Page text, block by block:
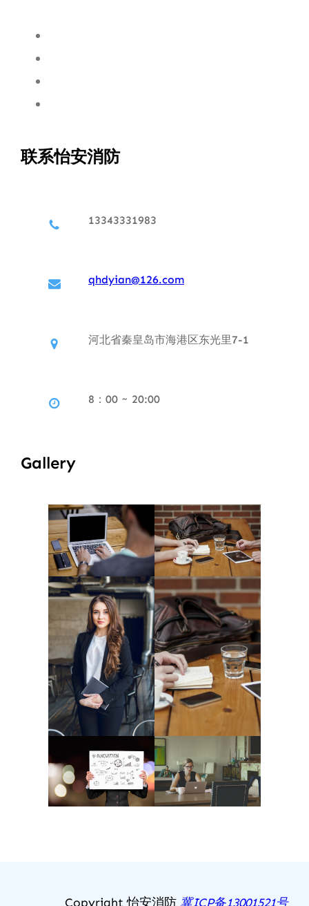
联系怡安消防
13343331983
qhdyian@126.com
河北省秦皇岛市海港区东光里7-1
8：00 ~ 20:00
Gallery
Copyright 怡安消防 冀ICP备13001521号